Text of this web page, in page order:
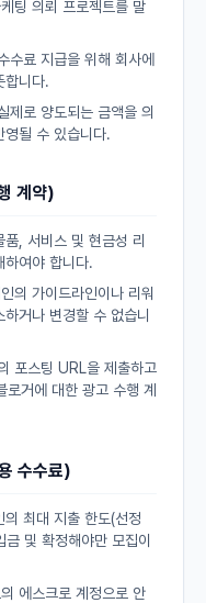
팅 의뢰 프로젝트를 말
수료 지급을 위해 회사에
합니다.
제로 양도되는 금액을 의
영될 수 있습니다.
계약)
, 서비스 및 현금성 리
하여야 합니다.
의 가이드라인이나 리워
거나 변경할 수 없습니
포스팅 URL을 제출하고
거에 대한 광고 수행 계
수수료)
최대 지출 한도(선정
및 확정해야만 모집이
에스크로 계정으로 안